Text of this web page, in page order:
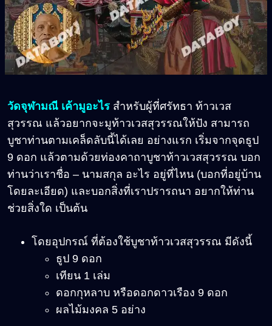
วัดจุฬามณี เค้ามูอะไร สำหรับผู้ที่ศรัทธา ท้าวเวส
สุวรรณ แล้วอยากจะมูท้าวเวสสุวรรณให้ปัง สามารถ
บูชาท่านตามเคล็ดลับนี้ได้เลย อย่างแรก เริ่มจากจุดธูป
9 ดอก แล้วตามด้วยท่องคาถาบูชาท้าวเวสสุวรรณ บอก
ท่านว่าเราชื่อ – นามสกุล อะไร อยู่ที่ไหน (บอกที่อยู่บ้าน
โดยละเอียด) และบอกสิ่งที่เราปรารถนา อยากให้ท่าน
ช่วยสิ่งใด เป็นต้น
โดยอุปกรณ์ ที่ต้องใช้บูชาท้าวเวสสุวรรณ มีดังนี้
ธูป 9 ดอก
เทียน 1 เล่ม
ดอกกุหลาบ หรือดอกดาวเรือง 9 ดอก
ผลไม้มงคล 5 อย่าง